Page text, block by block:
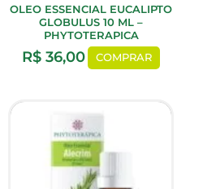
OLEO ESSENCIAL EUCALIPTO
GLOBULUS 10 ML –
PHYTOTERAPICA
R$ 36,00 COMPRAR